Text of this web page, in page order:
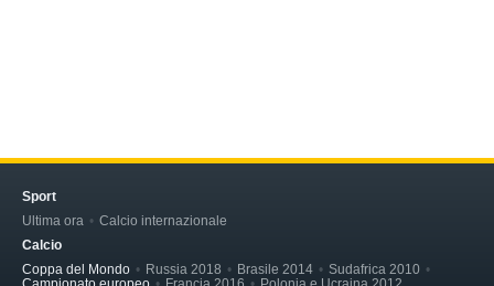
Sport
Ultima ora
Calcio internazionale
Calcio
Coppa del Mondo
Russia 2018 Brasile 2014
Sudafrica 2010